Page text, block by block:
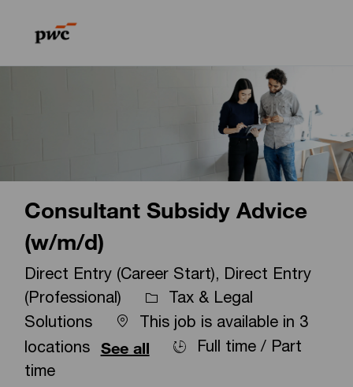
Consultant Subsidy Advice
(w/m/d)
Direct Entry (Career Start), Direct Entry
(Professional)
Tax & Legal
Solutions
This job is available in 3
locations See all
Full time / Part
time